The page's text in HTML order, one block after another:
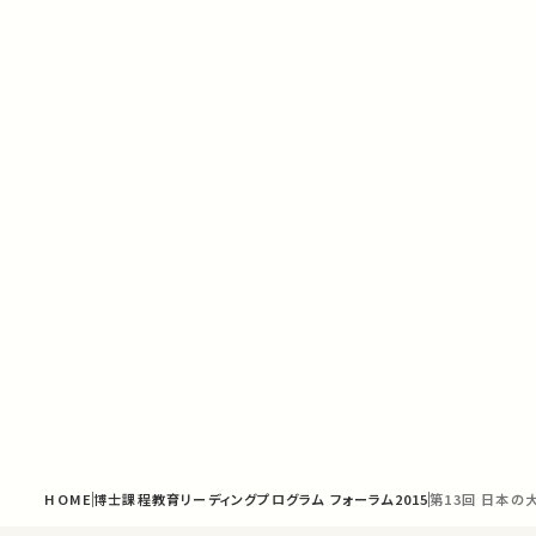
HOME博士課程教育リーディングプログラム フォーラム2015第13回 日本の